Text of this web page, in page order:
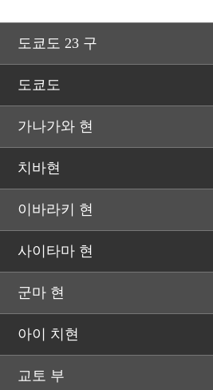
도쿄도 23 구
도쿄도
가나가와 현
치바현
이바라키 현
사이타마 현
군마 현
아이 치현
교토 부